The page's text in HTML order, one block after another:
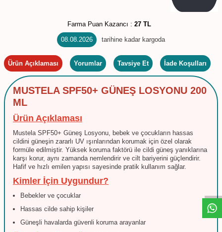
Farma Puan Kazancı : 27 TL
08.08.2026 tarihine kadar kargoda
Ürün Açıklaması Yorumlar Tavsiye Et İade Koşulları
MUSTELA SPF50+ GÜNEŞ LOSYONU 200
ML
Ürün Açıklaması
Mustela SPF50+ Güneş Losyonu, bebek ve çocukların hassas
cildini güneşin zararlı UV ışınlarından korumak için özel olarak
formüle edilmiştir. Yüksek koruma faktörü ile cildi güneş yanıklarına
karşı korur, aynı zamanda nemlendirir ve cilt bariyerini güçlendirir.
Hafif ve hızlı emilen yapısı sayesinde pratik kullanım sağlar.
Kimler İçin Uygundur?
Bebekler ve çocuklar
Hassas cilde sahip kişiler
Güneşli havalarda güvenli koruma arayanlar